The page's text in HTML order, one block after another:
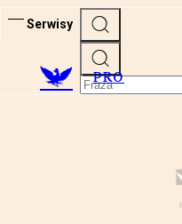
Serwisy
PRO